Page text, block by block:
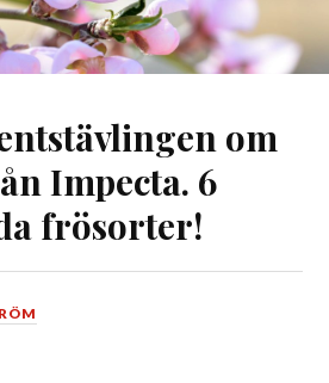
om
Impecta. 6
frösorter!